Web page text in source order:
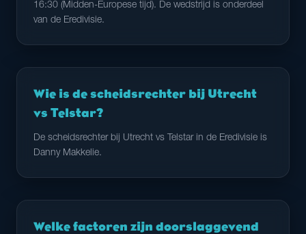
16:30 (Midden-Europese tijd). De wedstrijd is onderdeel
van de Eredivisie.
Wie is de scheidsrechter bij Utrecht
vs Telstar?
De scheidsrechter bij Utrecht vs Telstar in de Eredivisie is
Danny Makkelie.
Welke factoren zijn doorslaggevend